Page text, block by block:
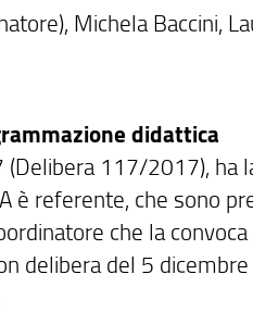
Michela Baccini,
didattica
117/2017), ha
è referente, che sono
che la
delibera del 5